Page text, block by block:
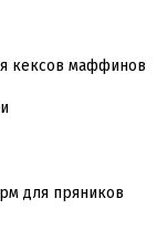
кексов маффинов
для пряников